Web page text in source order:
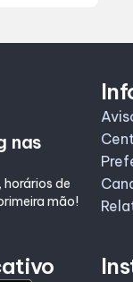
nas
de
mão!